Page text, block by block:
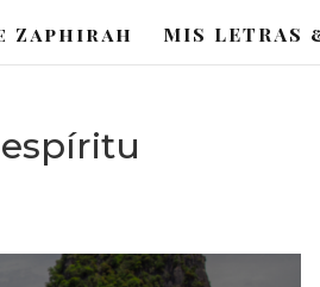
Zaphirah MIS LETRAS